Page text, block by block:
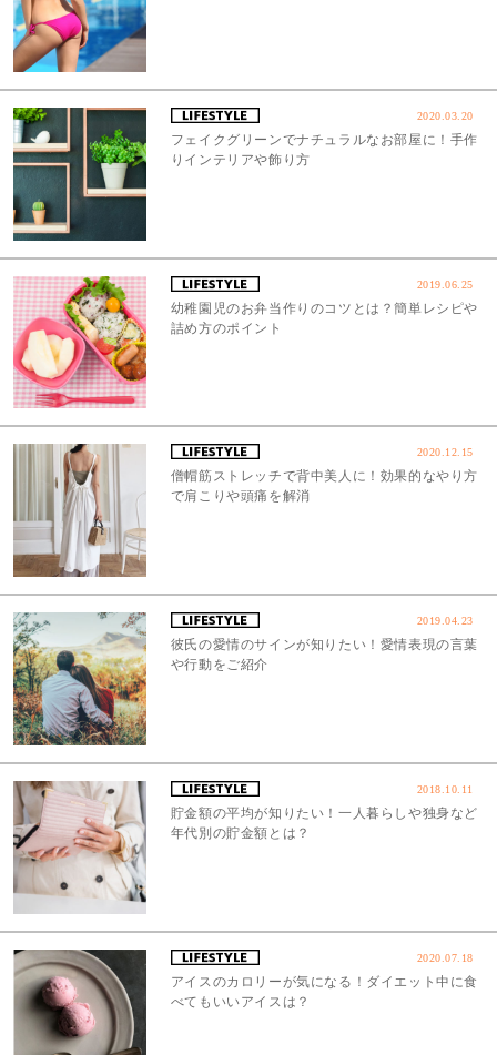
2020.03.20
フェイクグリーンでナチュラルなお部屋に！手作
りインテリアや飾り方
2019.06.25
幼稚園児のお弁当作りのコツとは？簡単レシピや
詰め方のポイント
2020.12.15
僧帽筋ストレッチで背中美人に！効果的なやり方
で肩こりや頭痛を解消
2019.04.23
彼氏の愛情のサインが知りたい！愛情表現の言葉
や行動をご紹介
2018.10.11
貯金額の平均が知りたい！一人暮らしや独身など
年代別の貯金額とは？
2020.07.18
アイスのカロリーが気になる！ダイエット中に食
べてもいいアイスは？